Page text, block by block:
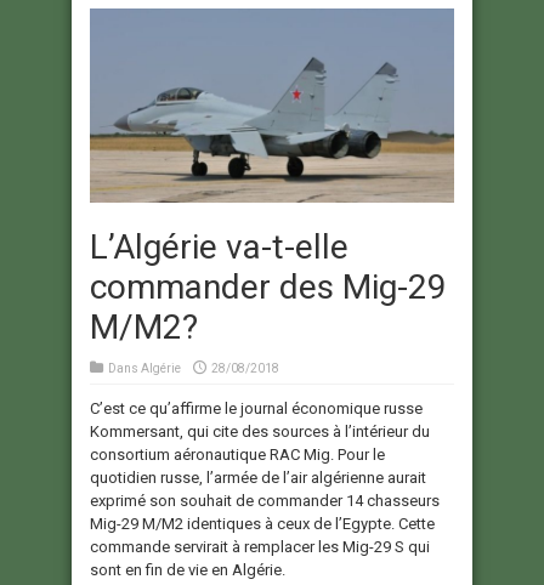
L’Algérie va-t-elle
commander des Mig-29
M/M2?
Dans Algérie 28/08/2018
C’est ce qu’affirme le journal économique russe
Kommersant, qui cite des sources à l’intérieur du
consortium aéronautique RAC Mig. Pour le
quotidien russe, l’armée de l’air algérienne aurait
exprimé son souhait de commander 14 chasseurs
Mig-29 M/M2 identiques à ceux de l’Egypte. Cette
commande servirait à remplacer les Mig-29 S qui
sont en fin de vie en Algérie.